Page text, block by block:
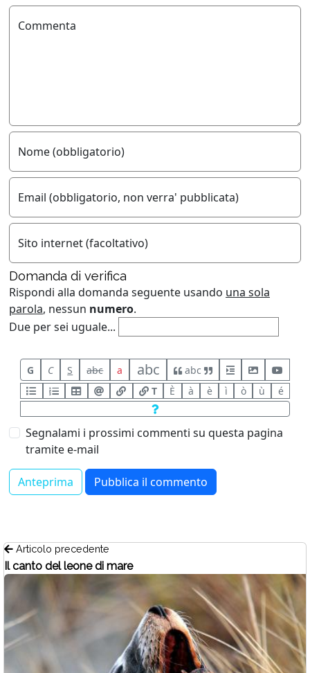
Commenta
Nome (obbligatorio)
Email (obbligatorio, non verra' pubblicata)
Sito internet (facoltativo)
Domanda di verifica
Rispondi alla domanda seguente usando una sola
parola, nessun numero.
Due per sei uguale...
G C S abc a abc
abc
T
È à è ì ò ù é
Segnalami i prossimi commenti su questa pagina
tramite e-mail
Articolo precedente
Il canto del leone di mare